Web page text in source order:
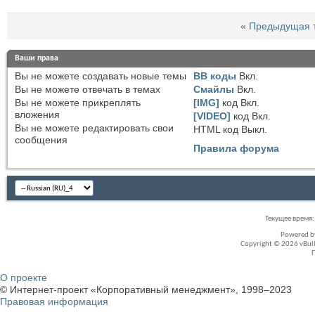
« Предыдущая
Ваши права
Вы не можете создавать новые темы
Вы не можете отвечать в темах
Вы не можете прикреплять
вложения
Вы не можете редактировать свои
сообщения
BB коды Вкл.
Смайлы Вкл.
[IMG] код Вкл.
[VIDEO] код Вкл.
HTML код Выкл.
Правила форума
Текущее время:
Powered
Copyright © 2026
О проекте
© Интернет-проект «Корпоративный менеджмент», 1998–2023
Правовая информация